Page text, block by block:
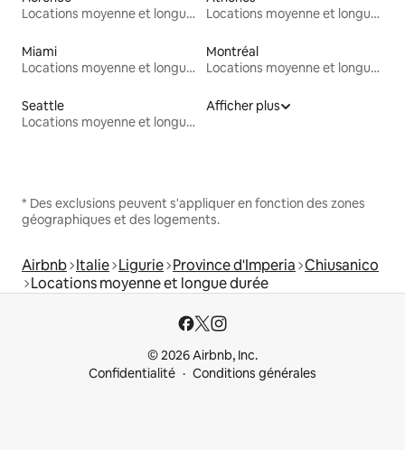
Locations moyenne et longue durée
Locations moyenne et longue durée
Miami
Locations moyenne et longue durée
Montréal
Locations moyenne et longue durée
Seattle
Locations moyenne et longue durée
Afficher plus
* Des exclusions peuvent s'appliquer en fonction des zones
géographiques et des logements.
Airbnb Italie Ligurie Province d'Imperia Chiusanico
Locations moyenne et longue durée
© 2026 Airbnb, Inc.
Confidentialité
Conditions générales